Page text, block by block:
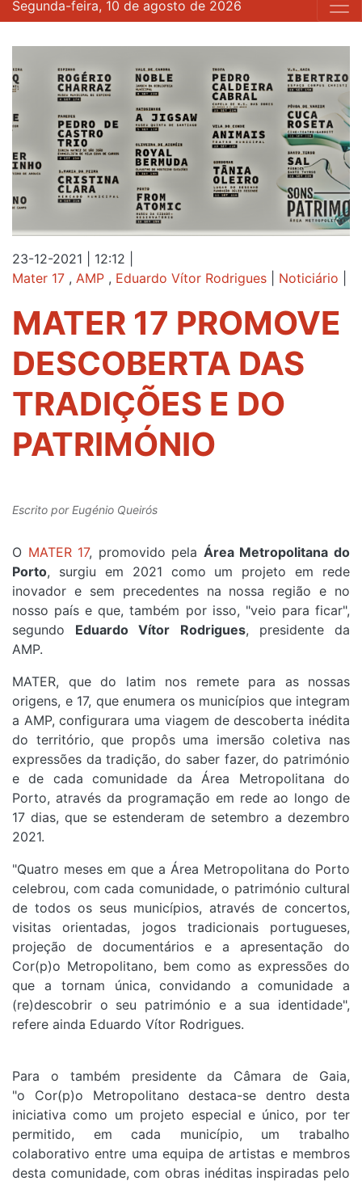
Segunda-feira, 10 de agosto de 2026
23-12-2021 | 12:12
Mater 17 , AMP , Eduardo Vítor Rodrigues Noticiário
MATER 17 PROMOVE
DESCOBERTA DAS
TRADIÇÕES E DO
PATRIMÓNIO
Escrito porEugénio Queirós
O MATER 17, promovido pela Área Metropolitana do
Porto, surgiu em 2021 como um projeto em rede
inovador e sem precedentes na nossa região e no
nosso país e que, também por isso, "veio para ficar",
segundo Eduardo Vítor Rodrigues, presidente da
AMP.
MATER, que do latim nos remete para as nossas
origens, e 17, que enumera os municípios que integram
a AMP, configurara uma viagem de descoberta inédita
do território, que propôs uma imersão coletiva nas
expressões da tradição, do saber fazer, do património
e de cada comunidade da Área Metropolitana do
Porto, através da programação em rede ao longo de
17 dias, que se estenderam de setembro a dezembro
2021.
"Quatro meses em que a Área Metropolitana do Porto
celebrou, com cada comunidade, o património cultural
de todos os seus municípios, através de concertos,
visitas orientadas, jogos tradicionais portugueses,
projeção de documentários e a apresentação do
Cor(p)o Metropolitano, bem como as expressões do
que a tornam única, convidando a comunidade a
(re)descobrir o seu património e a sua identidade",
refere ainda Eduardo Vítor Rodrigues.
Para o também presidente da Câmara de Gaia,
"o Cor(p)o Metropolitano destaca-se dentro desta
iniciativa como um projeto especial e único, por ter
permitido, em cada município, um trabalho
colaborativo entre uma equipa de artistas e membros
desta comunidade, com obras inéditas inspiradas pelo